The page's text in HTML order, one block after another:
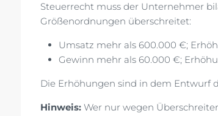
Steuerrecht muss der Unternehmer
Größenordnungen überschreitet:
Umsatz mehr als 600.000 €;
Gewinn mehr als 60.000 €;
Die Erhöhungen sind in dem Entwurf
Hinweis: Wer nur wegen